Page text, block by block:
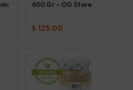
600 Gr - OG Store
₺ 125.00